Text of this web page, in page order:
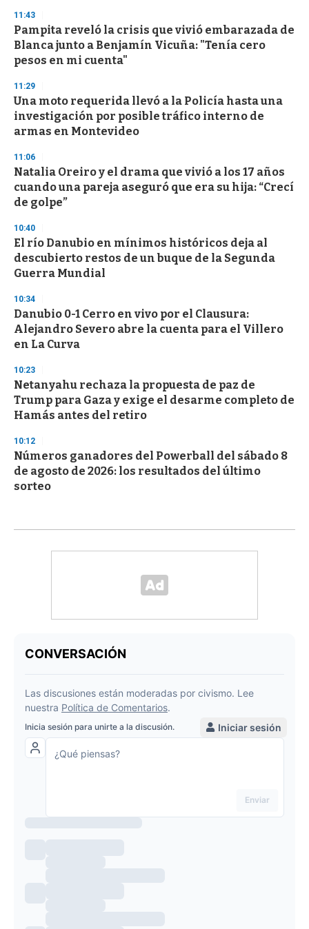
s
e
c
o
n
d
11:43
Pampita reveló la crisis que vivió embarazada de
Blanca junto a Benjamín Vicuña: "Tenía cero
pesos en mi cuenta"
11:29
Una moto requerida llevó a la Policía hasta una
investigación por posible tráfico interno de
armas en Montevideo
11:06
Natalia Oreiro y el drama que vivió a los 17 años
cuando una pareja aseguró que era su hija: “Crecí
de golpe”
10:40
El río Danubio en mínimos históricos deja al
descubierto restos de un buque de la Segunda
Guerra Mundial
10:34
Danubio 0-1 Cerro en vivo por el Clausura:
Alejandro Severo abre la cuenta para el Villero
en La Curva
10:23
Netanyahu rechaza la propuesta de paz de
Trump para Gaza y exige el desarme completo de
Hamás antes del retiro
10:12
Números ganadores del Powerball del sábado 8
de agosto de 2026: los resultados del último
sorteo